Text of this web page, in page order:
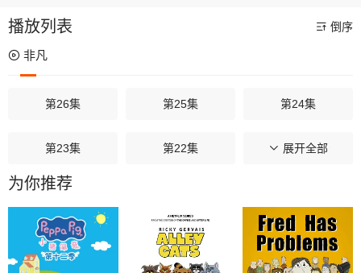
播放列表 倒序
非凡
第26集 第25集 第24集
第23集 第22集 第21集
第20集
第17集 第16集 第15集
展开全部
为你推荐